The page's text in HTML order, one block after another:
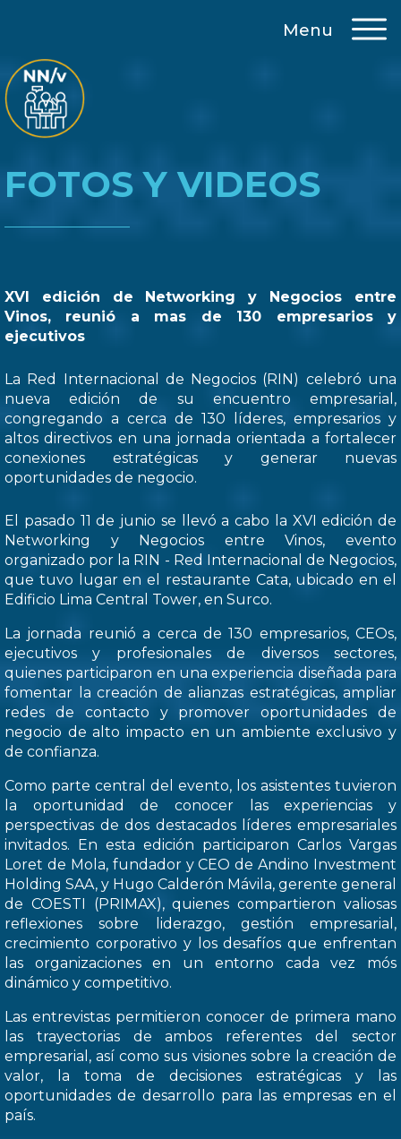
Menu
FOTOS Y VIDEOS
XVI edición de Networking y Negocios entre
Vinos, reunió a mas de 130 empresarios y
ejecutivos
La Red Internacional de Negocios (RIN) celebró una
nueva edición de su encuentro empresarial,
congregando a cerca de 130 líderes, empresarios y
altos directivos en una jornada orientada a fortalecer
conexiones estratégicas y generar nuevas
oportunidades de negocio.
El pasado 11 de junio se llevó a cabo la XVI edición de
Networking y Negocios entre Vinos, evento
organizado por la RIN - Red Internacional de Negocios,
que tuvo lugar en el restaurante Cata, ubicado en el
Edificio Lima Central Tower, en Surco.
La jornada reunió a cerca de 130 empresarios, CEOs,
ejecutivos y profesionales de diversos sectores,
quienes participaron en una experiencia diseñada para
fomentar la creación de alianzas estratégicas, ampliar
redes de contacto y promover oportunidades de
negocio de alto impacto en un ambiente exclusivo y
de confianza.
Como parte central del evento, los asistentes tuvieron
la oportunidad de conocer las experiencias y
perspectivas de dos destacados líderes empresariales
invitados. En esta edición participaron Carlos Vargas
Loret de Mola, fundador y CEO de Andino Investment
Holding SAA, y Hugo Calderón Mávila, gerente general
de COESTI (PRIMAX), quienes compartieron valiosas
reflexiones sobre liderazgo, gestión empresarial,
crecimiento corporativo y los desafíos que enfrentan
las organizaciones en un entorno cada vez mós
dinámico y competitivo.
Las entrevistas permitieron conocer de primera mano
las trayectorias de ambos referentes del sector
empresarial, así como sus visiones sobre la creación de
valor, la toma de decisiones estratégicas y las
oportunidades de desarrollo para las empresas en el
país.